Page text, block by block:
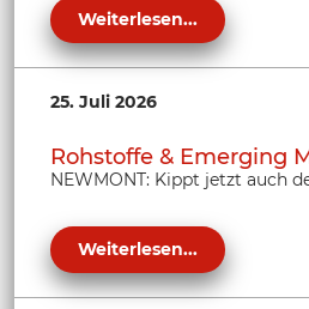
Weiterlesen...
25. Juli 2026
Rohstoffe & Emerging
NEWMONT: Kippt jetzt auch
Weiterlesen...